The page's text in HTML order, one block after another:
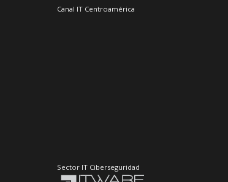
Canal IT Centroamérica
Sector IT Ciberseguridad